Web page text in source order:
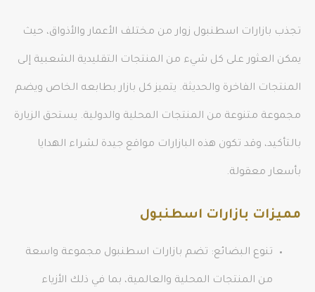
تجذب بازارات اسطنبول زوار من مختلف الأعمار والأذواق، حيث
يمكن العثور على كل شيء من المنتجات التقليدية الشعبية إلى
المنتجات الفاخرة والحديثة. يتميز كل بازار بطابعه الخاص ويضم
مجموعة متنوعة من المنتجات المحلية والدولية. يستحق الزيارة
بالتأكيد، وقد تكون هذه البازارات مواقع جيدة لشراء الهدايا
بأسعار معقولة.
مميزات بازارات اسطنبول
تنوع البضائع: تضم بازارات اسطنبول مجموعة واسعة
من المنتجات المحلية والعالمية، بما في ذلك الأزياء